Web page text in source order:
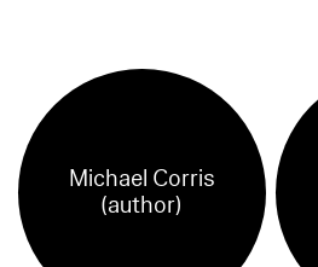
Michael Corris
(author)